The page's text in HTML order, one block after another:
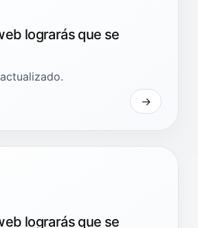
lograrás que se
lograrás que se